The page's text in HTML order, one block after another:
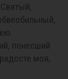
понесший
моя,